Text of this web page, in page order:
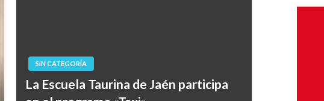
SIN CATEGORÍA
La Escuela Taurina de Jaén participa